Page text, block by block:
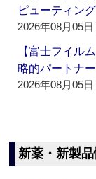
ピューティン
2026年08月05日
【富士フイル
略的パートナ
2026年08月05日
新薬・新製